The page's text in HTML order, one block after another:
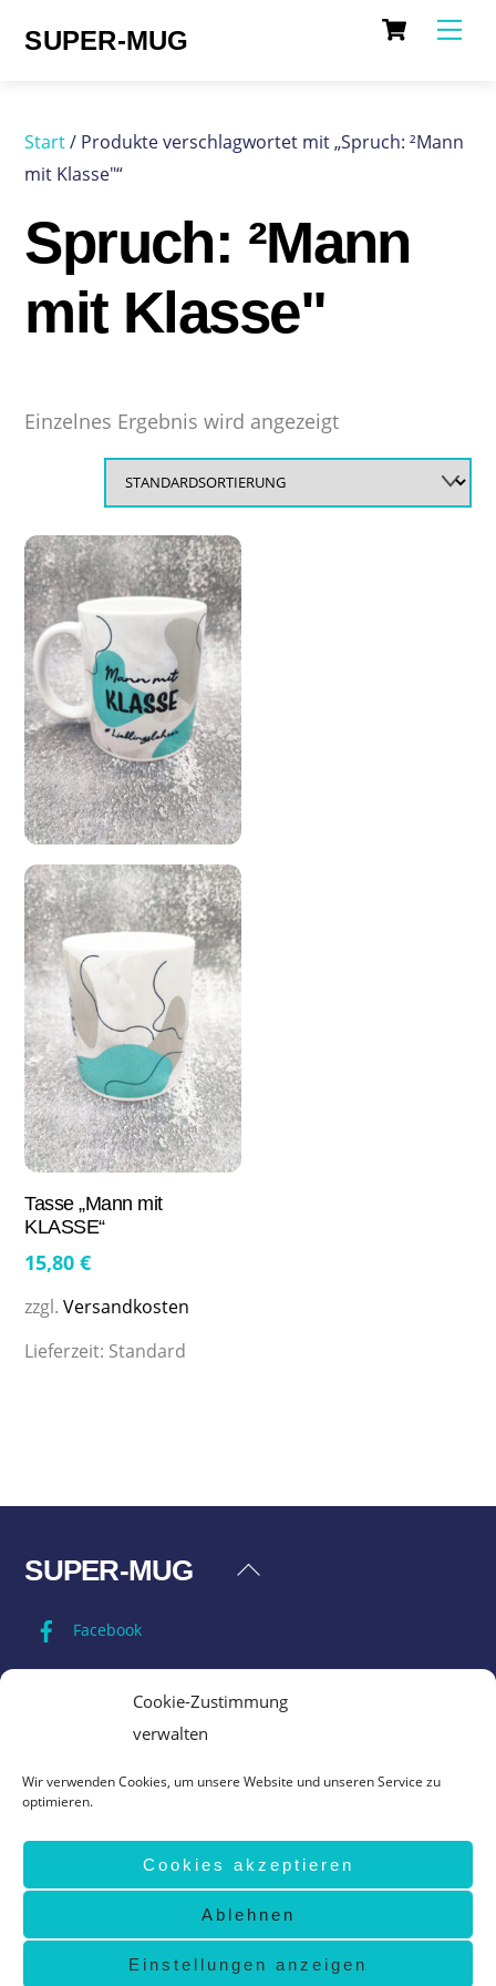
Cookie-Zustimmung
verwalten
Wir verwenden Cookies, um unsere Website und unseren Service zu
optimieren.
Cookies akzeptieren
Ablehnen
Einstellungen anzeigen
Cart
SUPER-MUG
Start/ Produkte verschlagwortet mit „Spruch: ²Mann
mit Klasse"“
Spruch: ²Mann
mit Klasse"
Einzelnes Ergebnis wird angezeigt
Tasse „Mann mit
KLASSE“
15,80€
zzgl.Versandkosten
Lieferzeit: Standard
Back
SUPER-MUG
Facebook
Vertrag widerrufen
Super-Mug 2026 design bywww.grafik-ewald.de